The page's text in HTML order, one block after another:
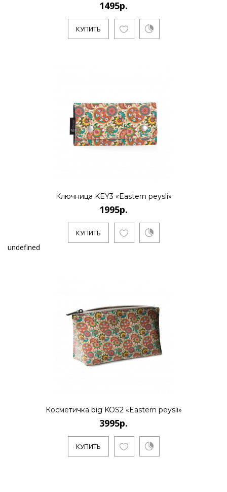
1495р.
КУПИТЬ
Ключница KEY3 «Eastern peysli»
1995р.
КУПИТЬ
undefined
Косметичка big KOS2 «Eastern peysli»
3995р.
КУПИТЬ